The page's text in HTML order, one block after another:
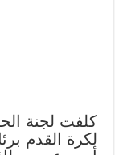
كلفت لجنة
لكرة القدم